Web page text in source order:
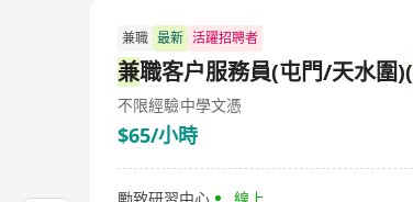
兼職 最新 活躍招聘者
兼職客户服務員(屯門/天水圍)(
不限經驗中學文憑
$65/小時